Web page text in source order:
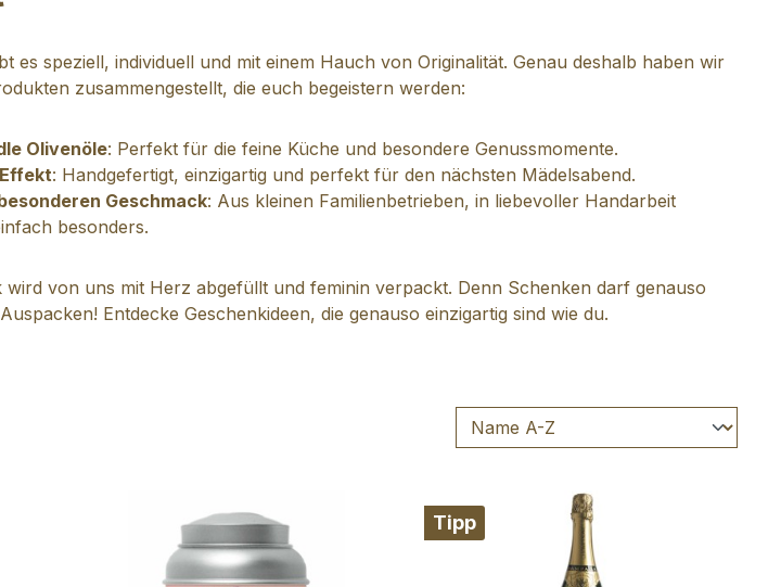
es speziell, individuell und mit einem Hauch von Originalität. Genau deshalb haben wir
zusammengestellt, die euch begeistern werden:
Olivenöle: Perfekt für die feine Küche und besondere Genussmomente.
: Handgefertigt, einzigartig und perfekt für den nächsten Mädelsabend.
Geschmack: Aus kleinen Familienbetrieben, in liebevoller Handarbeit
besonders.
wird von uns mit Herz abgefüllt und feminin verpackt. Denn Schenken darf genauso
Entdecke Geschenkideen, die genauso einzigartig sind wie du.
Tipp